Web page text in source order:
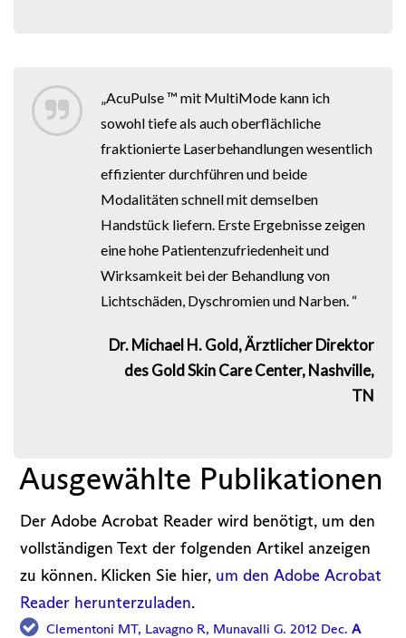
„AcuPulse ™ mit MultiMode kann ich
sowohl tiefe als auch oberflächliche
fraktionierte Laserbehandlungen wesentlich
effizienter durchführen und beide
Modalitäten schnell mit demselben
Handstück liefern. Erste Ergebnisse zeigen
eine hohe Patientenzufriedenheit und
Wirksamkeit bei der Behandlung von
Lichtschäden, Dyschromien und Narben. “
Dr. Michael H. Gold, Ärztlicher Direktor
des Gold Skin Care Center, Nashville,
TN
Ausgewählte Publikationen
Der Adobe Acrobat Reader wird benötigt, um den
vollständigen Text der folgenden Artikel anzeigen
zu können. Klicken Sie hier, um den Adobe Acrobat
Reader herunterzuladen.
Clementoni MT, Lavagno R, Munavalli G. 2012 Dec.A